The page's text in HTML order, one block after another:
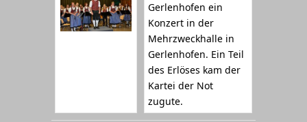
Gerlenhofen ein
Konzert in der
Mehrzweckhalle in
Gerlenhofen. Ein Teil
des Erlöses kam der
Kartei der Not
zugute.